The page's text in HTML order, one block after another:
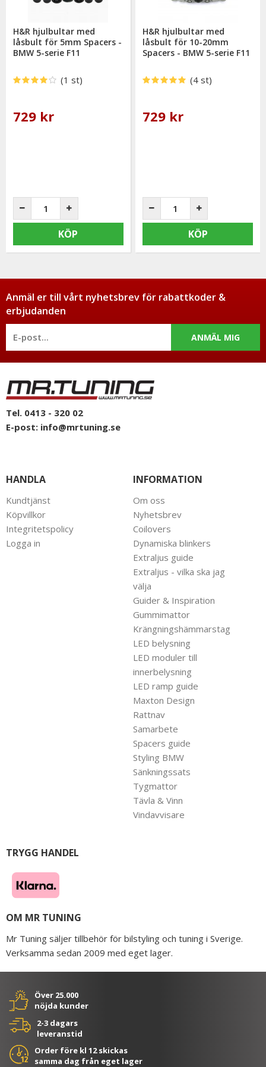
H&R hjulbultar med
låsbult för 5mm Spacers -
BMW 5-serie F11
(1 st)
729 kr
KÖP
H&R hjulbultar med
låsbult för 10-20mm
Spacers - BMW 5-serie F11
(4 st)
729 kr
KÖP
Anmäl er till vårt nyhetsbrev för rabattkoder &
erbjudanden
ANMÄL MIG
Tel. 0413 - 320 02
E-post: info@mrtuning.se
HANDLA
Kundtjänst
Köpvillkor
Integritetspolicy
Logga in
INFORMATION
Om oss
Nyhetsbrev
Coilovers
Dynamiska blinkers
Extraljus guide
Extraljus - vilka ska jag
välja
Guider & Inspiration
Gummimattor
Krängningshämmarstag
LED belysning
LED moduler till
innerbelysning
LED ramp guide
Maxton Design
Rattnav
Samarbete
Spacers guide
Styling BMW
Sänkningssats
Tygmattor
Tävla & Vinn
Vindavvisare
TRYGG HANDEL
OM MR TUNING
Mr Tuning säljer tillbehör för bilstyling och tuning i Sverige.
Verksamma sedan 2009 med eget lager.
Över 25.000
nöjda kunder
2-3 dagars
leveranstid
Order före kl 12 skickas
samma dag från eget lager